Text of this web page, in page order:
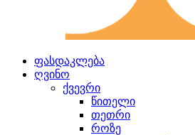
ფასდაკლება
ღვინო
ქვევრი
წითელი
თეთრი
როზე